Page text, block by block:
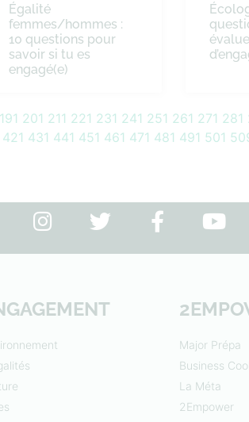
Égalité
femmes/hommes :
10 questions pour
savoir si tu es
engagé(e)
191 201 211 221 231 241 251 261 271 281
421 431 441 451 461 471 481 491 501
Major Prépa
Business Cool
La Méta
2Empower